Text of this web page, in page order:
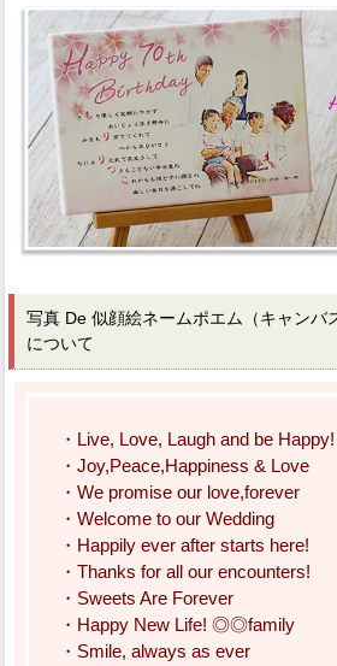
写真 De 似顔絵ネームポエム（キャンバ
について
・Live, Love, Laugh and be Happy!
・Joy,Peace,Happiness & Love
・We promise our love,forever
・Welcome to our Wedding
・Happily ever after starts here!
・Thanks for all our encounters!
・Sweets Are Forever
・Happy New Life! ◎◎family
・Smile, always as ever